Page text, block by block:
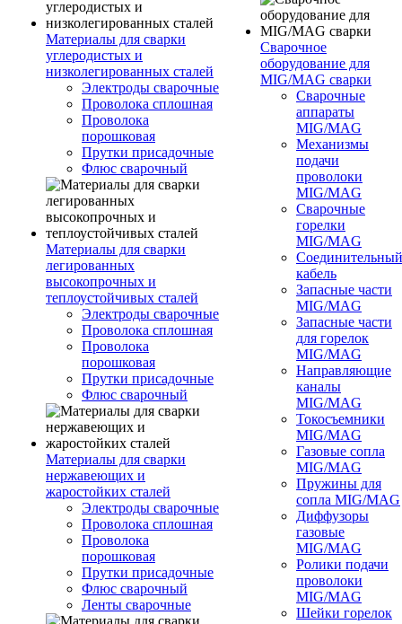
Материалы для сварки
углеродистых и
низколегированных сталей
Электроды сварочные
Проволока сплошная
Проволока
порошковая
Прутки присадочные
Флюс сварочный
Материалы для сварки
легированных
высокопрочных и
теплоустойчивых сталей
Электроды сварочные
Проволока сплошная
Проволока
порошковая
Прутки присадочные
Флюс сварочный
Материалы для сварки
нержавеющих и
жаростойких сталей
Электроды сварочные
Проволока сплошная
Проволока
порошковая
Прутки присадочные
Флюс сварочный
Ленты сварочные
Сварочное
оборудование для
MIG/MAG сварки
Сварочные
аппараты
MIG/MAG
Механизмы
подачи
проволоки
MIG/MAG
Сварочные
горелки
MIG/MAG
Соединительный
кабель
Запасные части
MIG/MAG
Запасные части
для горелок
MIG/MAG
Направляющие
каналы
MIG/MAG
Токосъемники
MIG/MAG
Газовые сопла
MIG/MAG
Пружины для
сопла MIG/MAG
Диффузоры
газовые
MIG/MAG
Ролики подачи
проволоки
MIG/MAG
Шейки горелок